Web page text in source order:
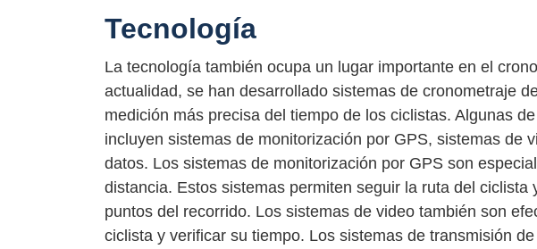
Tecnología
La tecnología también ocupa un lugar importante en el
actualidad, se han desarrollado sistemas de cronometraje
medición más precisa del tiempo de los ciclistas. Algunas
incluyen sistemas de monitorización por GPS, sistemas de
datos. Los sistemas de monitorización por GPS son
distancia. Estos sistemas permiten seguir la ruta del ciclista
puntos del recorrido. Los sistemas de video también son
ciclista y verificar su tiempo. Los sistemas de transmisión